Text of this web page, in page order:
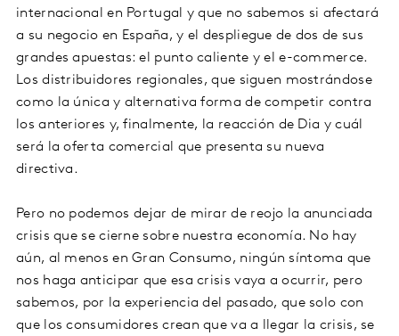
internacional en Portugal y que no sabemos si afectará
a su negocio en España, y el despliegue de dos de sus
grandes apuestas: el punto caliente y el e-commerce.
Los distribuidores regionales, que siguen mostrándose
como la única y alternativa forma de competir contra
los anteriores y, finalmente, la reacción de Dia y cuál
será la oferta comercial que presenta su nueva
directiva.
Pero no podemos dejar de mirar de reojo la anunciada
crisis que se cierne sobre nuestra economía. No hay
aún, al menos en Gran Consumo, ningún síntoma que
nos haga anticipar que esa crisis vaya a ocurrir, pero
sabemos, por la experiencia del pasado, que solo con
que los consumidores crean que va a llegar la crisis, se